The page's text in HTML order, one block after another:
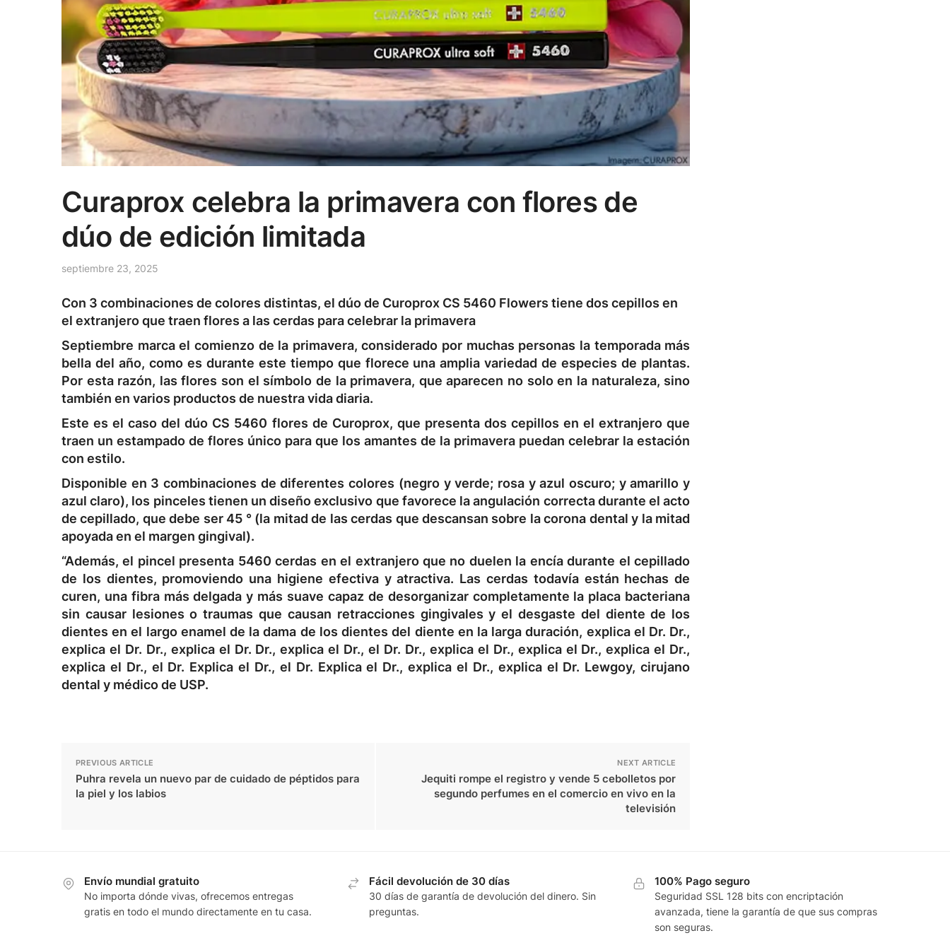
Curaprox celebra la primavera con flores de
dúo de edición limitada
septiembre 23, 2025
Con 3 combinaciones de colores distintas, el dúo de Curoprox CS 5460 Flowers tiene dos cepillos en
el extranjero que traen flores a las cerdas para celebrar la primavera
Septiembre marca el comienzo de la primavera, considerado por muchas personas la temporada más
bella del año, como es durante este tiempo que florece una amplia variedad de especies de plantas.
Por esta razón, las flores son el símbolo de la primavera, que aparecen no solo en la naturaleza, sino
también en varios productos de nuestra vida diaria.
Este es el caso del dúo CS 5460 flores de Curoprox, que presenta dos cepillos en el extranjero que
traen un estampado de flores único para que los amantes de la primavera puedan celebrar la estación
con estilo.
Disponible en 3 combinaciones de diferentes colores (negro y verde; rosa y azul oscuro; y amarillo y
azul claro), los pinceles tienen un diseño exclusivo que favorece la angulación correcta durante el acto
de cepillado, que debe ser 45 ° (la mitad de las cerdas que descansan sobre la corona dental y la mitad
apoyada en el margen gingival).
“Además, el pincel presenta 5460 cerdas en el extranjero que no duelen la encía durante el cepillado
de los dientes, promoviendo una higiene efectiva y atractiva. Las cerdas todavía están hechas de
curen, una fibra más delgada y más suave capaz de desorganizar completamente la placa bacteriana
sin causar lesiones o traumas que causan retracciones gingivales y el desgaste del diente de los
dientes en el largo enamel de la dama de los dientes del diente en la larga duración, explica el Dr. Dr.,
explica el Dr. Dr., explica el Dr. Dr., explica el Dr., el Dr. Dr., explica el Dr., explica el Dr., explica el Dr.,
explica el Dr., el Dr. Explica el Dr., el Dr. Explica el Dr., explica el Dr., explica el Dr. Lewgoy, cirujano
dental y médico de USP.
PREVIOUS ARTICLE
Puhra revela un nuevo par de cuidado de péptidos para
la piel y los labios
NEXT ARTICLE
Jequiti rompe el registro y vende 5 cebolletos por
segundo perfumes en el comercio en vivo en la
televisión
Envío mundial gratuito
No importa dónde vivas, ofrecemos entregas
gratis en todo el mundo directamente en tu casa.
Fácil devolución de 30 días
30 días de garantía de devolución del dinero. Sin
preguntas.
100% Pago seguro
Seguridad SSL 128 bits con encriptación
avanzada, tiene la garantía de que sus compras
son seguras.